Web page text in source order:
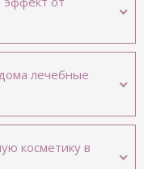
лечебные
косметику в